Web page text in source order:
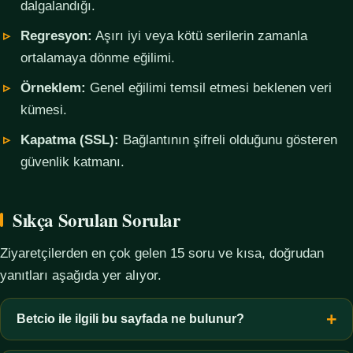
dalgalandığı.
Regresyon: Aşırı iyi veya kötü serilerin zamanla
ortalamaya dönme eğilimi.
Örneklem: Genel eğilimi temsil etmesi beklenen veri
kümesi.
Kapatma (SSL): Bağlantının şifreli olduğunu gösteren
güvenlik katmanı.
Sıkça Sorulan Sorular
Ziyaretçilerden en çok gelen 15 soru ve kısa, doğrudan
yanıtları aşağıda yer alıyor.
Betcio ile ilgili bu sayfada ne bulunur?
Bu sayfada yalnızca kavramsal bilgi, terim açıklamaları, veri